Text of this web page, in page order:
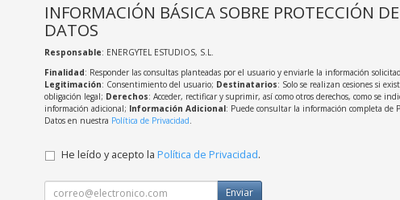
INFORMACIÓN BÁSICA SOBRE PROTECCIÓN DE
DATOS
Responsable: ENERGYTEL ESTUDIOS, S.L.
Finalidad: Responder las consultas planteadas por el usuario y enviarle la información
Legitimación: Consentimiento del usuario; Destinatarios: Solo se realizan cesiones si
obligación legal; Derechos: Acceder, rectificar y suprimir, así como otros derechos, como se
información adicional; Información Adicional: Puede consultar la información completa de
Datos en nuestra Política de Privacidad.
He leído y acepto la Política de Privacidad.
Enviar